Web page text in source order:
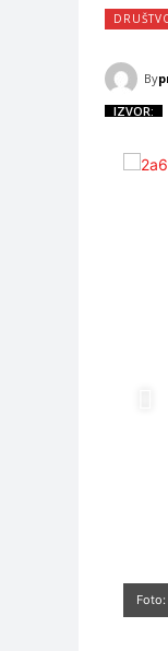
By
IZVOR: